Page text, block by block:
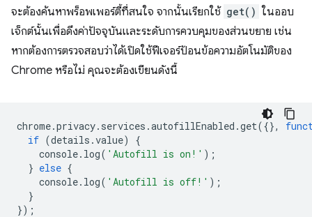
จะต้องค้นหาพร็อพเพอร์ตี้ที่สนใจ จากนั้นเรียกใช้ get() ในออบ
เจ็กต์นั้นเพื่อดึงค่าปัจจุบันและระดับการควบคุมของส่วนขยาย เช่น
หากต้องการตรวจสอบว่าได้เปิดใช้ฟีเจอร์ป้อนข้อความอัตโนมัติของ
Chrome หรือไม่ คุณจะต้องเขียนดังนี้
chrome.privacy. services .autofillEnabled .get({},
if (details .value)
{
console. log( 'Autofill is on!' );
} else {
console. log( 'Autofill is off!' );
}
});